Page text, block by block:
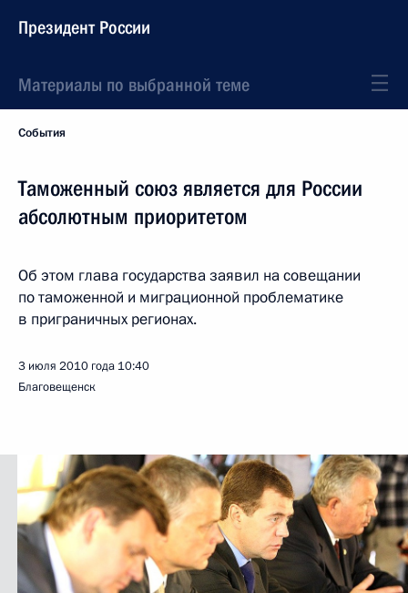
Президент России
Материалы по выбранной теме
События
Таможенный союз является для России
абсолютным приоритетом
Об этом глава государства заявил на совещании
по таможенной и миграционной проблематике
в приграничных регионах.
3 июля 2010 года 10:40
Благовещенск